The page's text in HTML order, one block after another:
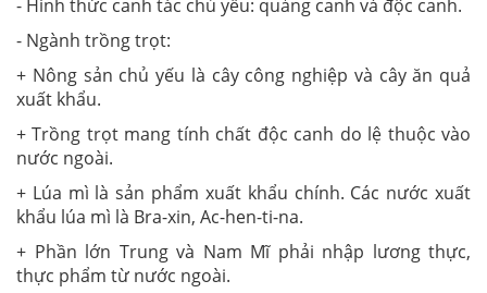
- Hình thức canh tác chủ yếu: quảng canh và độc canh.
- Ngành trồng trọt:
+ Nông sản chủ yếu là cây công nghiệp và cây ăn quả
xuất khẩu.
+ Trồng trọt mang tính chất độc canh do lệ thuộc vào
nước ngoài.
+ Lúa mì là sản phẩm xuất khẩu chính. Các nước xuất
khẩu lúa mì là Bra-xin, Ac-hen-ti-na.
+ Phần lớn Trung và Nam Mĩ phải nhập lương thực,
thực phẩm từ nước ngoài.